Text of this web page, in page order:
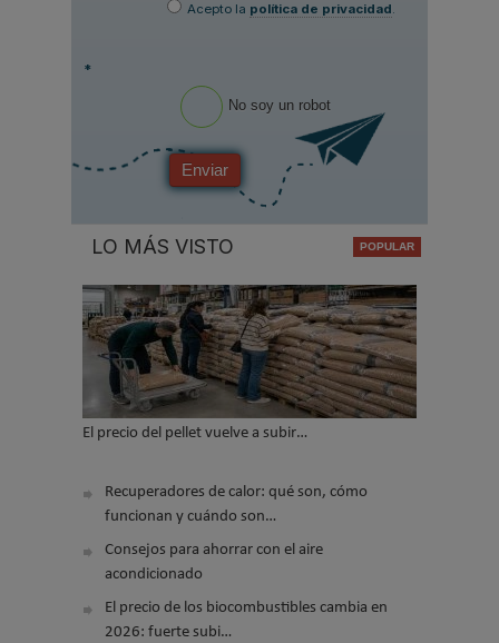
Acepto la política de privacidad
*
No soy un robot
Enviar
LO MÁS VISTO
El precio del pellet vuelve a subir…
Recuperadores de calor: qué son, cómo
funcionan y cuándo son…
Consejos para ahorrar con el aire
acondicionado
El precio de los biocombustibles cambia en
2026: fuerte subi…